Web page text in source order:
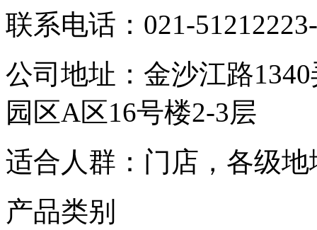
联系电话： 021-
公司地址： 金沙江路
园区A区16号楼2-3层
适合人群： 门店，各级
产品类别